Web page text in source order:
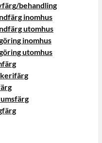
behandling
inomhus
utomhus
inomhus
utomhus